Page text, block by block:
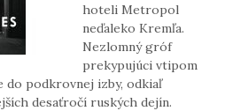
hoteli Metropol
neďaleko Kremľa.
Nezlomný gróf
prekypujúci vtipom
do podkrovnej izby, odkiaľ
desaťročí ruských dejín.